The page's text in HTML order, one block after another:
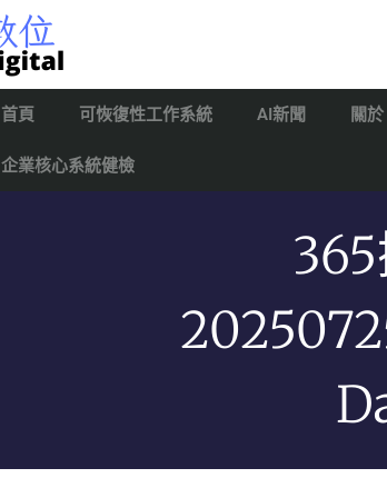
首頁 可恢復性工作系統 AI新聞 關於
企業核心系統健檢